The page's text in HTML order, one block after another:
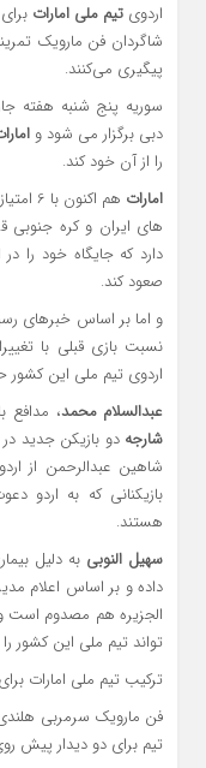
اردوی تیم ملی امارات
شاگردان فن مارویک
پیگیری می‌کنند.
سوریه پنج شنبه هفته
دبی برگزار می شود و
را از آن خود کند.
امارات
های ایران و کره جنوبی
دارد که جایگاه خود را
صعود کند.
و اما بر اساس خبرهای
نسبت بازی قبلی با
اردوی تیم ملی این کشور
عبدالسلام محمد، مدافع
شارجه دو بازیکن جدید
شاهین عبدالرحمن از
بازیکنانی که به اردو
هستند.
سهیل النوبی به دلیل
داده و بر اساس اعلام
الجزیره هم مصدوم است
تواند تیم ملی این کشور
ترکیب تیم ملی امارات برای
فن مارویک سرمربی
تیم برای دو دیدار پیش